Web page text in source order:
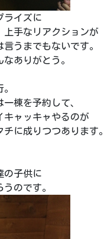
ライズに
上手なリアクションが
うまでもないです。
ありがとう。
棟を予約して、
キャッキャやるのが
に成りつつあります。
の子供に
のです。